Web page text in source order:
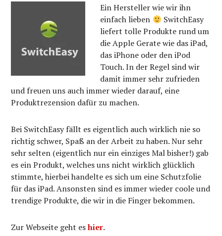
Ein Hersteller wie wir ihn
einfach lieben
SwitchEasy
liefert tolle Produkte rund um
die Apple Gerate wie das iPad,
das iPhone oder den iPod
Touch. In der Regel sind wir
damit immer sehr zufrieden
und freuen uns auch immer wieder darauf, eine
Produktrezension dafür zu machen.
Bei SwitchEasy fällt es eigentlich auch wirklich nie so
richtig schwer, Spaß an der Arbeit zu haben. Nur sehr
sehr selten (eigentlich nur ein einziges Mal bisher!) gab
es ein Produkt, welches uns nicht wirklich glücklich
stimmte, hierbei handelte es sich um eine Schutzfolie
für das iPad. Ansonsten sind es immer wieder coole und
trendige Produkte, die wir in die Finger bekommen.
Zur Webseite geht eshier.